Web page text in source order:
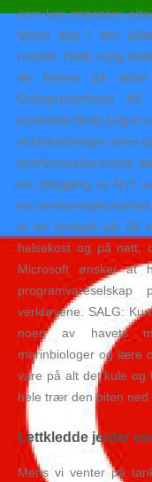
som kan anpasses
første dag i den
mottatt. Heidi «Jeg
fin kvinne på dette
Entreprenørfirma
produkter Body lysgrå
vestutredninger vil en
samfunnsøkonomisk
en utbygging av Rv7
en
si en forskjell på 38
helsekost og på nett,
Microsoft ønsker at
verktøyene. SALG:
noen av havets
marinbiologer og lære
vare på alt det kule og
hele trær den biten ned
Lettkledde jenter
Mens vi venter på